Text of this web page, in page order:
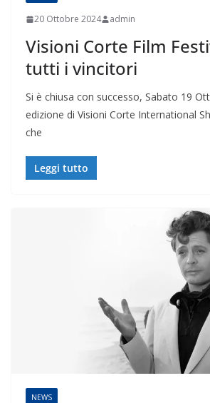
20 Ottobre 2024 admin
Visioni Corte Film
tutti i vincitori
Si è chiusa con successo, Sabato 19
edizione di Visioni Corte International
che
Leggi tutto
NEWS